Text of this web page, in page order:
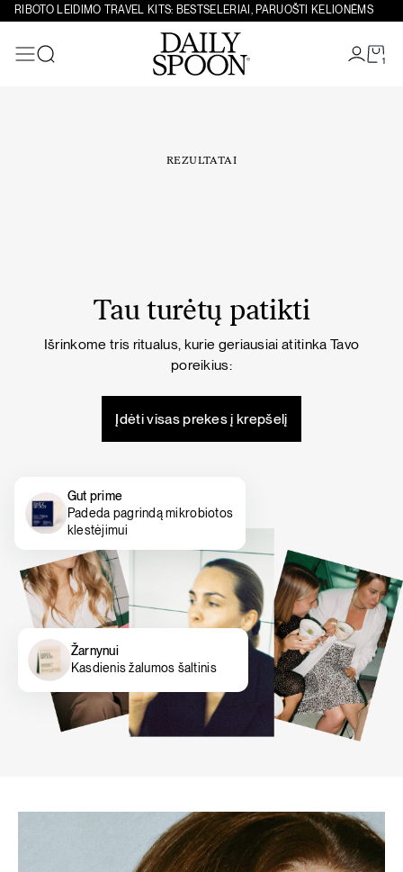
Eiti prie turinio
RIBOTO LEIDIMO TRAVEL KITS: BESTSELERIAI, PARUOŠTI KELIONĖMS
1
REZULTATAI
Tau turėtų patikti
Išrinkome tris ritualus, kurie geriausiai atitinka Tavo
poreikius:
Įdėti visas prekes į krepšelį
Gut prime
Padeda pagrindą mikrobiotos
klestėjimui
Žarnynui
Kasdienis žalumos šaltinis